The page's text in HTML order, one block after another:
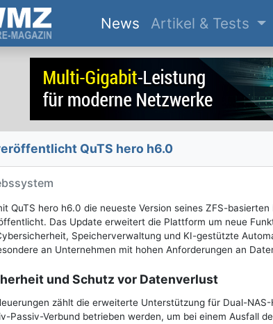
News(current)
Artikel & Tests
QuTS hero h6.0
QuTS hero h6.0 die neueste Version seines ZFS-basierten
Das Update erweitert die Plattform um neue
Speicherverwaltung und KI-gestützte
an Unternehmen mit hohen Anforderungen an
und Schutz vor Datenverlust
zählt die erweiterte Unterstützung für Dual-
Passiv-Verbund betrieben werden, um bei einem Ausfall